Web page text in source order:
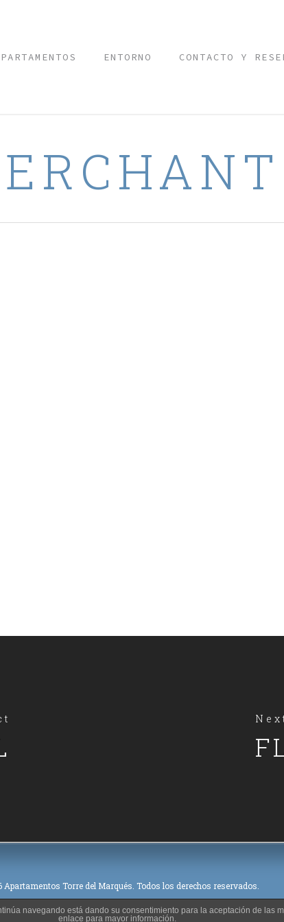
ENTORNO CONTACTO Y
Apartamentos Torre del Marqués. Todos los derechos reservados.
navegando está dando su consentimiento para la aceptación de las
enlace para mayor información.